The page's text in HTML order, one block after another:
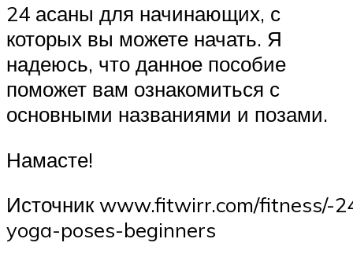
24 асаны для начинающих, с
которых вы можете начать. Я
надеюсь, что данное пособие
поможет вам ознакомиться с
основными названиями и позами.
Намасте!
Источник www.fitwirr.com/fitness/-
yoga-poses-beginners